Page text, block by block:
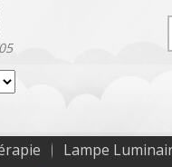
Lampe